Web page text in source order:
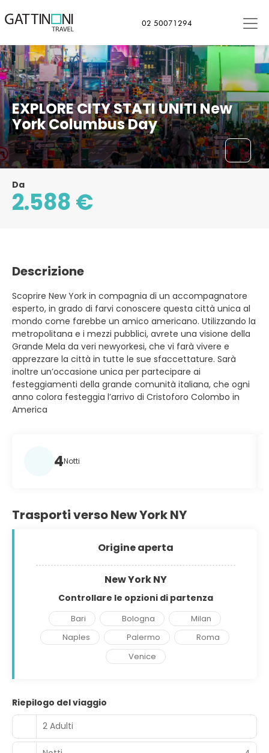
02 50071294
EXPLORE CITY STATI UNITI New
York Columbus Day
Da
2.588 €
Descrizione
Scoprire New York in compagnia di un accompagnatore
esperto, in grado di farvi conoscere questa città unica al
mondo come farebbe un amico americano. Utilizzando la
metropolitana e i mezzi pubblici, avrete una visione della
Grande Mela da veri newyorkesi, che vi farà vivere e
apprezzare la città in tutte le sue sfaccettature. Sarà
inoltre un’occasione unica per partecipare ai
festeggiamenti della grande comunità italiana, che ogni
anno colora festeggia l’arrivo di Cristoforo Colombo in
America
4Notti
Trasporti verso New York NY
Origine aperta
New York NY
Controllare le opzioni di partenza
Bari Bologna
Milan
Naples
Palermo
Roma
Venice
Riepilogo del viaggio
2 Adulti